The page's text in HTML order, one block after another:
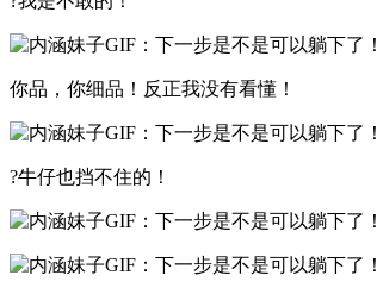
你品，你细品！反正我没有看懂！
?牛仔也挡不住的！